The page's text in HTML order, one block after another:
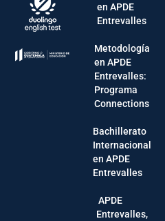
en APDE
Entrevalles
Metodología
en APDE
Entrevalles:
Programa
Connections
Bachillerato
Internacional
en APDE
Entrevalles
APDE
Entrevalles,